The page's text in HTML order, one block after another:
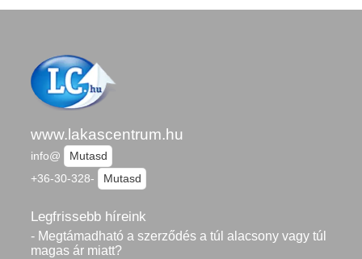
www.lakascentrum.hu
info@
Mutasd
+36-30-328-
Mutasd
Legfrissebb híreink
- Megtámadható a szerződés a túl alacsony vagy túl
magas ár miatt?